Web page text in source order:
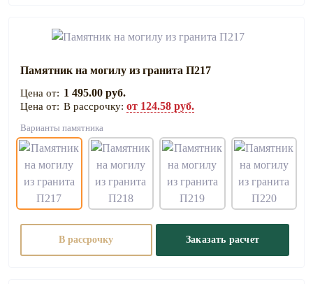
Памятник на могилу из гранита П217
1 495.00 руб.
В рассрочку: от 124.58 руб.
Варианты памятника
В рассрочку Заказать расчет